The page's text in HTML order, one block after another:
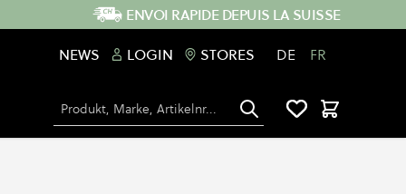
ENVOI RAPIDE DEPUIS LA SUISSE
NEWS
LOGIN STORES DE FR
Chercher Panier